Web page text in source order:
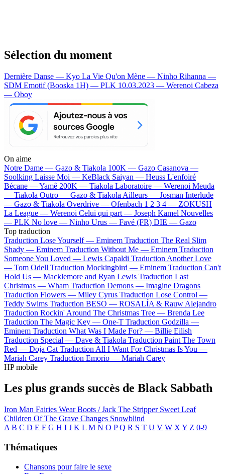
Sélection du moment
Dernière Danse — Kyo La Vie Qu'on Mène — Ninho Rihanna —
SDM Emotif (Booska 1H) — PLK 10.03.2023 — Werenoi Cabeza
— Oboy
On aime
Notre Dame — Gazo & Tiakola 100K — Gazo Casanova —
Soolking Laisse Moi — KeBlack Saiyan — Heuss L'enfoiré
Bécane —Yamê 200K — Tiakola Laboratoire — Werenoi Meuda
— Tiakola Outro — Gazo & Tiakola Ailleurs — Josman Interlude
— Gazo & Tiakola Overdrive — Ofenbach 1 2 3 4 — ZOKUSH
La League — Werenoi Celui qui part — Joseph Kamel Nouvelles
— PLK No love — Ninho Urus — Favé (FR) DIE — Gazo
Top traduction
Traduction Lose Yourself — Eminem Traduction The Real Slim
Shady — Eminem Traduction Without Me — Eminem Traduction
Someone You Loved — Lewis Capaldi Traduction Another Love
— Tom Odell Traduction Mockingbird — Eminem Traduction Can't
Hold Us — Macklemore and Ryan Lewis Traduction Last
Christmas — Wham Traduction Demons — Imagine Dragons
Traduction Flowers — Miley Cyrus Traduction Lose Control —
Teddy Swims Traduction BESO — ROSALÍA & Rauw Alejandro
Traduction Rockin' Around The Christmas Tree — Brenda Lee
Traduction The Magic Key — One-T Traduction Godzilla —
Eminem Traduction What Was I Made For? — Billie Eilish
Traduction Special — Dave & Tiakola Traduction Paint The Town
Red — Doja Cat Traduction All I Want For Christmas Is You —
Mariah Carey Traduction Emorio — Mariah Carey
HP mobile
Les plus grands succès de Black Sabbath
Iron Man Fairies Wear Boots / Jack The Stripper Sweet Leaf
Children Of The Grave Changes Snowblind
A B C D E F G H I J K L M N O P Q R S T U V W X Y Z 0-9
Thématiques
Chansons pour faire le sexe